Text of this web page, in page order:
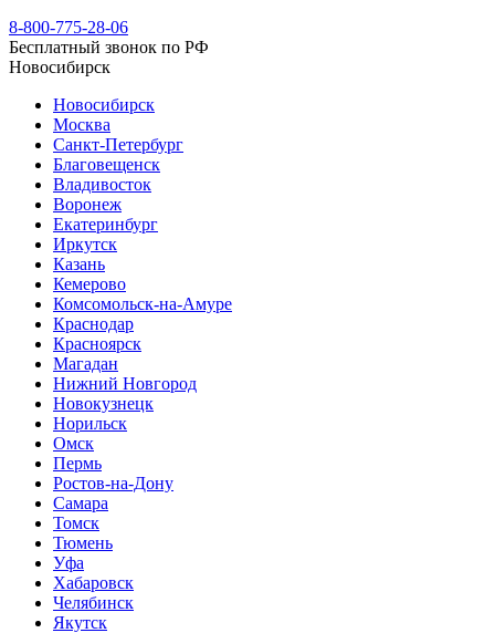
8-800-775-28-06
Бесплатный звонок по РФ
Новосибирск
Новосибирск
Москва
Санкт-Петербург
Благовещенск
Владивосток
Воронеж
Екатеринбург
Иркутск
Казань
Кемерово
Комсомольск-на-Амуре
Краснодар
Красноярск
Магадан
Нижний Новгород
Новокузнецк
Норильск
Омск
Пермь
Ростов-на-Дону
Самара
Томск
Тюмень
Уфа
Хабаровск
Челябинск
Якутск